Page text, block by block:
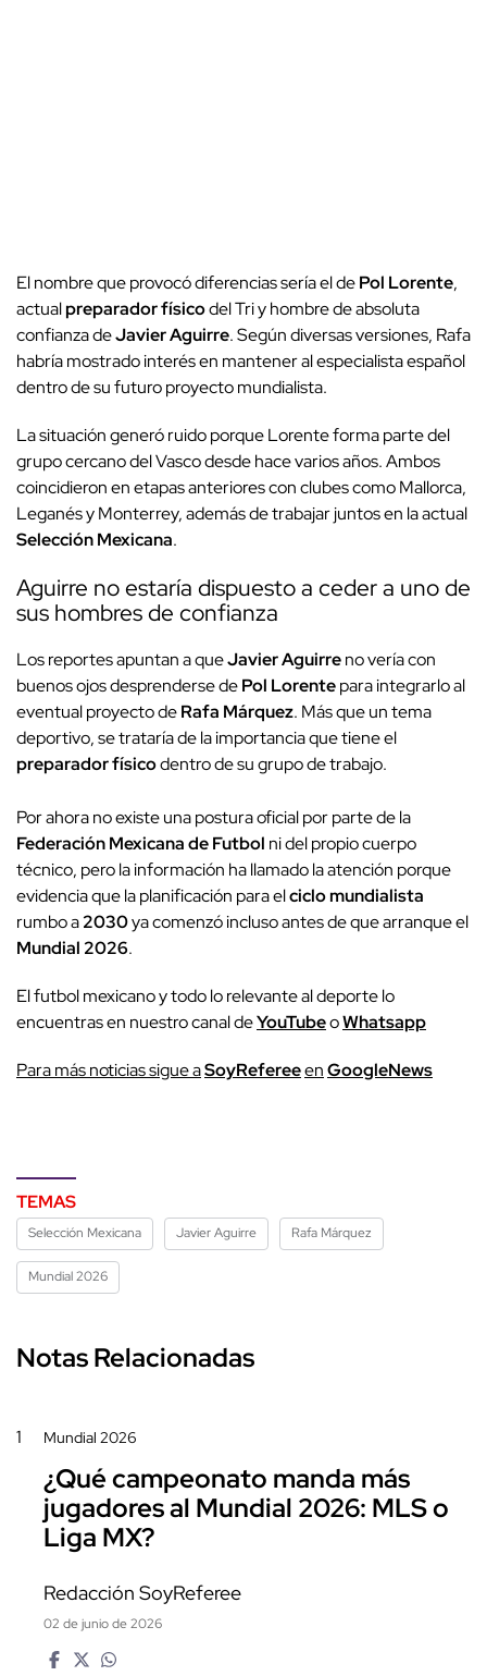
El nombre que provocó diferencias sería el dePol Lorente,
actualpreparador físicodel Tri y hombre de absoluta
confianza deJavier Aguirre. Según diversas versiones, Rafa
habría mostrado interés en mantener al especialista español
dentro de su futuro proyecto mundialista.
La situación generó ruido porque Lorente forma parte del
grupo cercano del Vasco desde hace varios años. Ambos
coincidieron en etapas anteriores con clubes como Mallorca,
Leganés y Monterrey, además de trabajar juntos en la actual
Selección Mexicana.
Aguirre no estaría dispuesto a ceder a uno de
sus hombres de confianza
Los reportes apuntan a queJavier Aguirreno vería con
buenos ojos desprenderse dePol Lorentepara integrarlo al
eventual proyecto deRafa Márquez. Más que un tema
deportivo, se trataría de la importancia que tiene el
preparador físicodentro de su grupo de trabajo.
Por ahora no existe una postura oficial por parte de la
Federación Mexicana de Futbol ni del propio cuerpo
técnico, pero la información ha llamado la atención porque
evidencia que la planificación para elciclo mundialista
rumbo a2030ya comenzó incluso antes de que arranque el
Mundial 2026.
El futbol mexicano y todo lo relevante al deporte lo
encuentras en nuestro canal deYouTubeoWhatsapp
Para más noticias sigue aSoyRefereeenGoogleNews
TEMAS
Selección Mexicana Javier Aguirre Rafa Márquez
Mundial 2026
Notas Relacionadas
1 Mundial 2026
¿Qué campeonato manda más
jugadores al Mundial 2026: MLS o
Liga MX?
Redacción SoyReferee
02 de junio de 2026